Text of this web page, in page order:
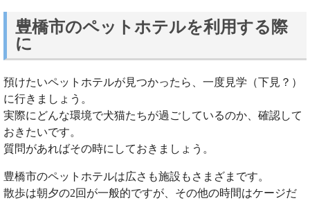
豊橋市のペットホテルを利用する際
に
預けたいペットホテルが見つかったら、一度見学（下見？）
に行きましょう。
実際にどんな環境で犬猫たちが過ごしているのか、確認して
おきたいです。
質問があればその時にしておきましょう。
豊橋市のペットホテルは広さも施設もさまざまです。
散歩は朝夕の2回が一般的ですが、その他の時間はケージだ